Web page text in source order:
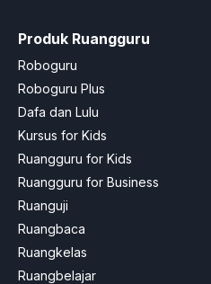
Produk Ruangguru
Roboguru
Roboguru Plus
Dafa dan Lulu
Kursus for Kids
Ruangguru for Kids
Ruangguru for Business
Ruanguji
Ruangbaca
Ruangkelas
Ruangbelajar